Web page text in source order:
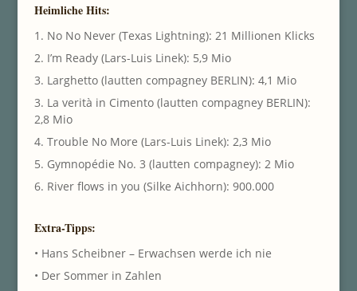
Heimliche Hits:
1. No No Never (Texas Lightning): 21 Millionen Klicks
2. I’m Ready (Lars-Luis Linek): 5,9 Mio
3. Larghetto (lautten compagney BERLIN): 4,1 Mio
3. La verità in Cimento (lautten compagney BERLIN):
2,8 Mio
4. Trouble No More (Lars-Luis Linek): 2,3 Mio
5. Gymnopédie No. 3 (lautten compagney): 2 Mio
6. River flows in you (Silke Aichhorn): 900.000
Extra-Tipps:
• Hans Scheibner – Erwachsen werde ich nie
• Der Sommer in Zahlen